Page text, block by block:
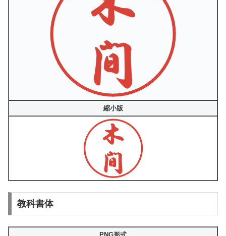
縮小版
教科書体